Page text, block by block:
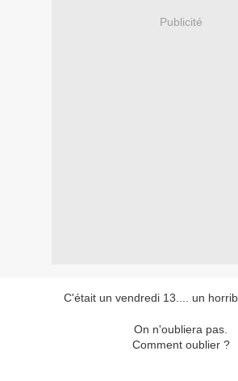
Publicité
C'était un vendredi 13.... un
On n'oubliera pas.
Comment oublier ?